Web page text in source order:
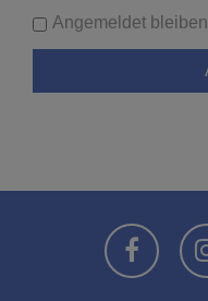
Angemeldet bleiben